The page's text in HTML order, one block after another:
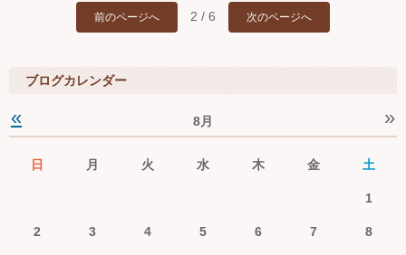
前のページへ 2 / 6 次のページへ
ブログカレンダー
« 8月 »
日 月 火 水 木 金 土
1
2 3 4 5 6 7 8